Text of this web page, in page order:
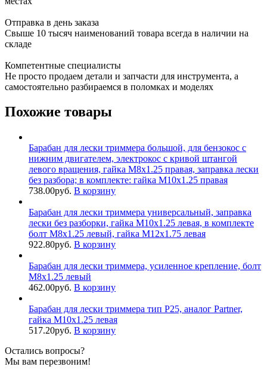
Отправка в день заказа
Свыше 10 тысяч наименований товара всегда в наличии на
складе
Компетентные специалисты
Не просто продаем детали и запчасти для инструмента, а
самостоятельно разбираемся в поломках и моделях
Похожие товары
Барабан для лески триммера большой, для бензокос с
нижним двигателем, электрокос с кривой штангой
левого вращения, гайка М8х1.25 правая, заправка лески
без разбора; в комплекте: гайка М10х1.25 правая
738.00руб. В корзину
Барабан для лески триммера универсальный, заправка
лески без разборки, гайка М10х1.25 левая, в комплекте
болт М8х1.25 левый, гайка М12х1.75 левая
922.80руб. В корзину
Барабан для лески триммера, усиленное крепление, болт
М8х1.25 левый
462.00руб. В корзину
Барабан для лески триммера тип P25, аналог Partner,
гайка М10х1.25 левая
517.20руб. В корзину
Остались вопросы?
Мы вам перезвоним!